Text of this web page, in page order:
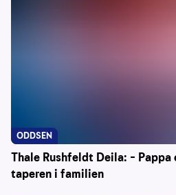
Thale Rushfeldt Deila: –
taperen i familien
ODDSEN